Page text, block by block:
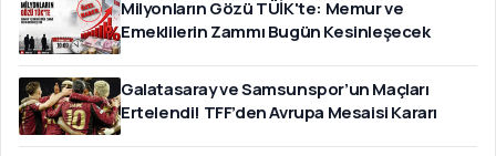
Milyonların Gözü TÜİK'te: Memur ve
Emeklilerin Zammı Bugün Kesinleşecek
Galatasaray ve Samsunspor’un Maçları
Ertelendi! TFF’den Avrupa Mesaisi Kararı